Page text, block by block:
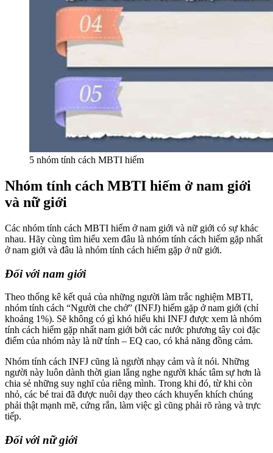
5 nhóm tính cách MBTI hiếm
Nhóm tính cách MBTI hiếm ở nam giới
và nữ giới
Các nhóm tính cách MBTI hiếm ở nam giới và nữ giới có sự khác
nhau. Hãy cùng tìm hiểu xem đâu là nhóm tính cách hiếm gặp nhất
ở nam giới và đâu là nhóm tính cách hiếm gặp ở nữ giới.
Đối với nam giới
Theo thống kê kết quả của những người làm trắc nghiệm MBTI,
nhóm tính cách “Người che chở” (INFJ) hiếm gặp ở nam giới (chỉ
khoảng 1%). Sẽ không có gì khó hiểu khi INFJ được xem là nhóm
tính cách hiếm gặp nhất nam giới bởi các nước phương tây coi đặc
điểm của nhóm này là nữ tính – EQ cao, có khả năng đồng cảm.
Nhóm tính cách INFJ cũng là người nhạy cảm và ít nói. Những
người này luôn dành thời gian lắng nghe người khác tâm sự hơn là
chia sẻ những suy nghĩ của riêng mình. Trong khi đó, từ khi còn
nhỏ, các bé trai đã được nuôi dạy theo cách khuyến khích chúng
phải thật mạnh mẽ, cứng rắn, làm việc gì cũng phải rõ ràng và trực
tiếp.
Đối với nữ giới